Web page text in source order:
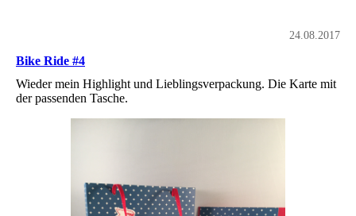
24.08.2017
Bike Ride #4
Wieder mein Highlight und Lieblingsverpackung. Die Karte mit
der passenden Tasche.